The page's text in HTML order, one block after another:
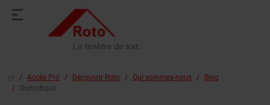
Accès Pro Découvrir Roto Qui sommes-nous
Blog
Domotique